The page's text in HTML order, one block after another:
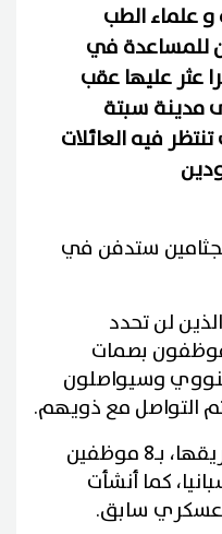
و علماء الطب
للمساعدة في
جثث 80 مهاجرا عثر عليها عقب
مدينة سبتة
فيه العائلات
ستدفن في
لن تحدد
بصمات
وسيواصلون
التواصل مع ذويهم.
وعززت السلطات الاسبانية فريقها، بـ8 موظفين
كما أنشأت
سابق.